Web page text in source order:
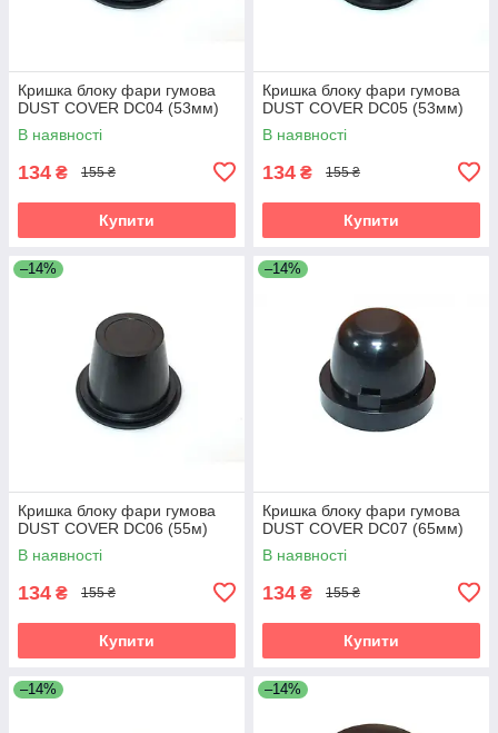
Кришка блоку фари гумова
DUST COVER DC04 (53мм)
В наявності
134 ₴ 155 ₴
Купити
Кришка блоку фари гумова
DUST COVER DC05 (53мм)
В наявності
134 ₴ 155 ₴
Купити
–14%
Кришка блоку фари гумова
DUST COVER DC06 (55м)
В наявності
134 ₴ 155 ₴
Купити
–14%
Кришка блоку фари гумова
DUST COVER DC07 (65мм)
В наявності
134 ₴ 155 ₴
Купити
–14% –14%